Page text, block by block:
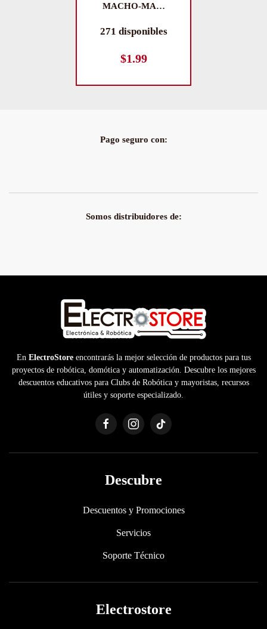
MACHO-MA…
271 disponibles
$1.99
Pago seguro con:
Somos distribuidores de:
EnElectroStoreencontrarás la mejor selección de productos para tus
proyectos de robótica, domótica y automatización. Descubre los mejores
descuentos educativos para Clubs de Robótica y mayoristas, recursos
útiles y soporte especializado.
Descubre
Descuentos y Promociones
Servicios
Soporte Técnico
Electrostore